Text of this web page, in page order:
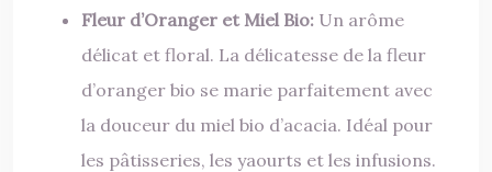
Fleur d’Oranger et Miel Bio: Un arôme
délicat et floral. La délicatesse de la fleur
d’oranger bio se marie parfaitement avec
la douceur du miel bio d’acacia. Idéal pour
les pâtisseries, les yaourts et les infusions.